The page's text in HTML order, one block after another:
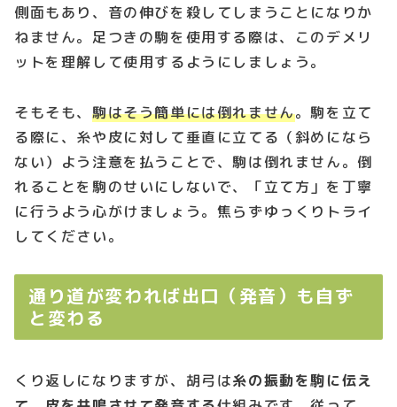
側面もあり、音の伸びを殺してしまうことになりか
ねません。足つきの駒を使用する際は、このデメリ
ットを理解して使用するようにしましょう。
そもそも、 駒はそう簡単には倒れません。駒を立て
る際に、糸や皮に対して垂直に立てる（斜めになら
ない）よう注意を払うことで、駒は倒れません。倒
れることを駒のせいにしないで、「立て方」を丁寧
に行うよう心がけましょう。焦らずゆっくりトライ
してください。
通り道が変われば出口（発音）も自ず
と変わる
くり返しになりますが、胡弓は糸の振動を駒に伝え